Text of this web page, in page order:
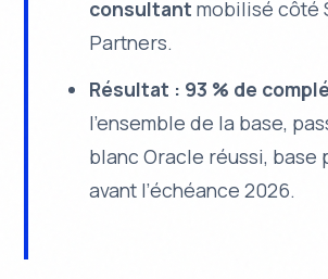
consultant mobilisé côté
Partners.
Résultat : 93 % de
l’ensemble de la base,
blanc Oracle réussi, base
avant l’échéance 2026.